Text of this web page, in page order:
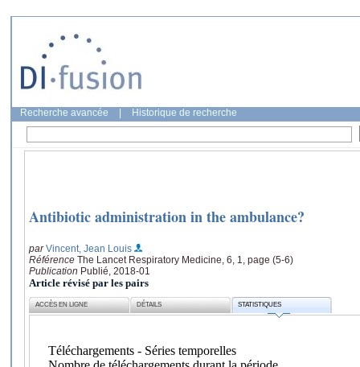
Recherche avancée Historique de recherche
Antibiotic administration in the ambulance?
parVincent, Jean Louis
Référence The Lancet Respiratory Medicine, 6, 1, page (5-6)
Publication Publié, 2018-01
Article révisé par les pairs
ACCÈS EN LIGNE DÉTAILS STATISTIQUES